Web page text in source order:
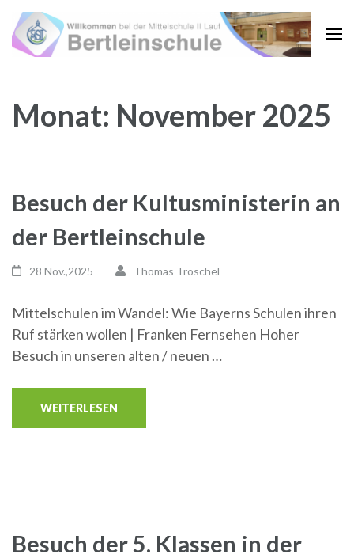
Zum
Inhalt
springen
Monat: November 2025
Besuch der Kultusministerin an
der Bertleinschule
28 Nov.,2025 Thomas Tröschel
Mittelschulen im Wandel: Wie Bayerns Schulen ihren
Ruf stärken wollen | Franken Fernsehen Hoher
Besuch in unseren alten / neuen …
WEITERLESEN
Besuch der 5. Klassen in der